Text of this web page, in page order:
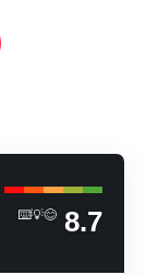
⌨️💡😊 8.7